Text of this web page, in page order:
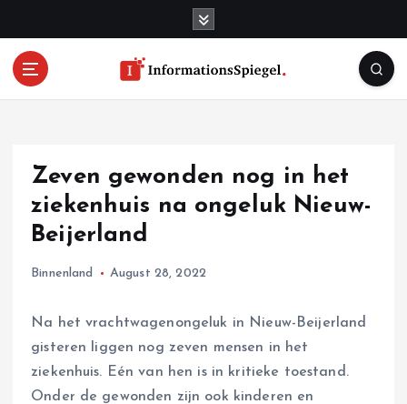
Zeven gewonden nog in het
ziekenhuis na ongeluk Nieuw-
Beijerland
Binnenland August 28, 2022
Na het vrachtwagenongeluk in Nieuw-Beijerland
gisteren liggen nog zeven mensen in het
ziekenhuis. Eén van hen is in kritieke toestand.
Onder de gewonden zijn ook kinderen en